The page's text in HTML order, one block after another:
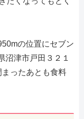
の位置にセブン
沼津市戸田３２１
ったあとも食料